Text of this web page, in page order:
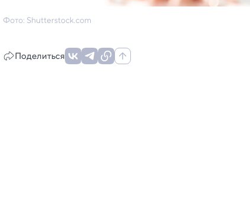
Фото: Shutterstock.com
Поделиться